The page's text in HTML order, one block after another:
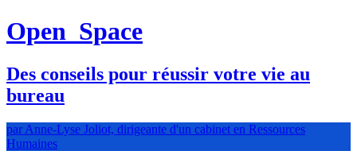
Open Space
Des conseils pour réussir votre vie au
bureau
par Anne-Lyse Joliot, dirigeante d'un cabinet en Ressources
Humaines